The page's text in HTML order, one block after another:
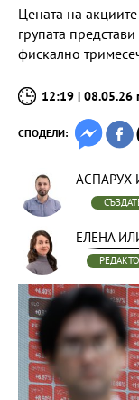
Цената на
групата
фискално
12:19 | 08.05.26
СПОДЕЛИ:
АСПАРУХ
ЕЛЕНА